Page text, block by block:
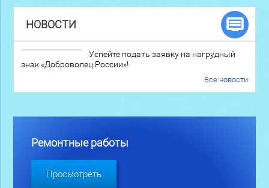
НОВОСТИ
Успейте подать заявку на нагрудный
знак «Доброволец России»!
Все новости
Ремонтные работы
Просмотреть